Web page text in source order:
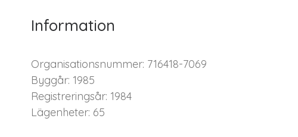
Information
Organisationsnummer: 716418-7069
Byggår: 1985
Registreringsår: 1984
Lägenheter: 65